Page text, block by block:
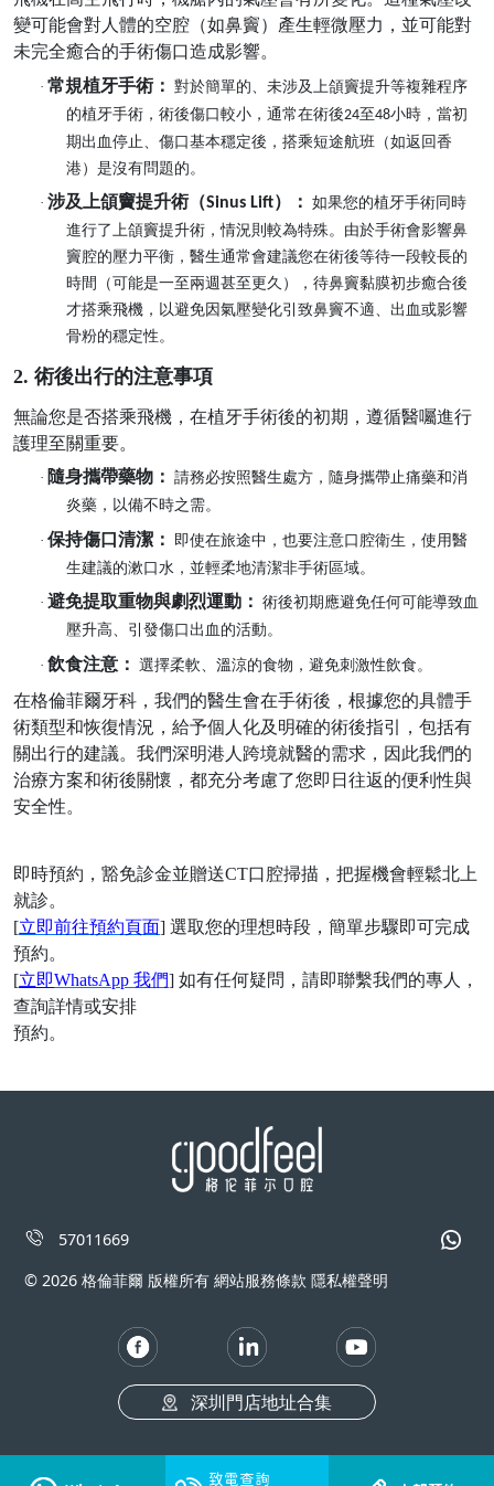
變可能會對人體的空腔（如鼻竇）產生輕微壓力，並可能對
未完全癒合的手術傷口造成影響。
· 常規植牙手術： 對於簡單的、未涉及上頜竇提升等複雜程序
的植牙手術，術後傷口較小，通常在術後24至48小時，當初
期出血停止、傷口基本穩定後，搭乘短途航班（如返回香
港）是沒有問題的。
· 涉及上頜竇提升術（Sinus Lift）： 如果您的植牙手術同時
進行了上頜竇提升術，情況則較為特殊。由於手術會影響鼻
竇腔的壓力平衡，醫生通常會建議您在術後等待一段較長的
時間（可能是一至兩週甚至更久），待鼻竇黏膜初步癒合後
才搭乘飛機，以避免因氣壓變化引致鼻竇不適、出血或影響
骨粉的穩定性。
2. 術後出行的注意事項
無論您是否搭乘飛機，在植牙手術後的初期，遵循醫囑進行
護理至關重要。
· 隨身攜帶藥物： 請務必按照醫生處方，隨身攜帶止痛藥和消
炎藥，以備不時之需。
· 保持傷口清潔：
即使在旅途中，也要注意口腔衛生，使用醫
生建議的漱口水，並輕柔地清潔非手術區域。
· 避免提取重物與劇烈運動： 術後初期應避免任何可能導致血
壓升高、引發傷口出血的活動。
· 飲食注意： 選擇柔軟、溫涼的食物，避免刺激性飲食。
在格倫菲爾牙科，我們的醫生會在手術後，根據您的具體手
術類型和恢復情況，給予個人化及明確的術後指引，包括有
關出行的建議。我們深明港人跨境就醫的需求，因此我們的
治療方案和術後關懷，都充分考慮了您即日往返的便利性與
安全性。
即時預約，豁免診金並贈送CT口腔掃描，把握機會輕鬆北上
就診。
[立即前往預約頁面] 選取您的理想時段，簡單步驟即可完成
預約。
[立即WhatsApp 我們] 如有任何疑問，請即聯繫我們的專人，
查詢詳情或安排
預約。
57011669
© 2026 格倫菲爾 版權所有 網站服務條款 隱私權聲明
深圳門店地址合集
致電查詢